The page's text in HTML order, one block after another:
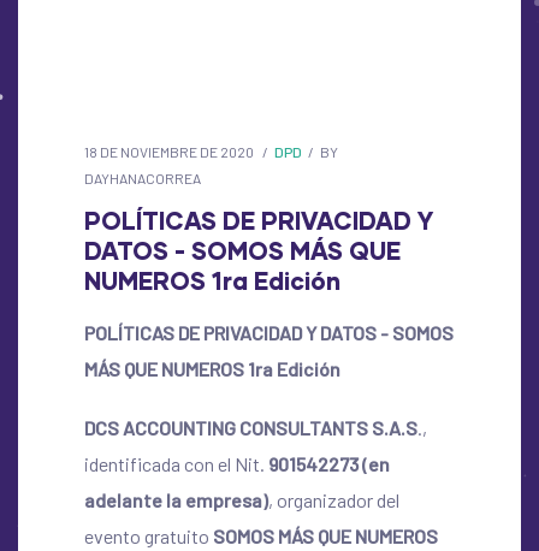
18 DE NOVIEMBRE DE 2020 DPD
BY
DAYHANACORREA
POLÍTICAS DE PRIVACIDAD Y
DATOS ­- SOMOS MÁS QUE
NUMEROS 1ra Edición
POLÍTICAS DE PRIVACIDAD Y DATOS ­- SOMOS
MÁS QUE NUMEROS 1ra Edición
DCS ACCOUNTING CONSULTANTS S.A.S.,
identificada con el Nit. 901542273 (en
adelante la empresa), organizador del
evento gratuito SOMOS MÁS QUE NUMEROS